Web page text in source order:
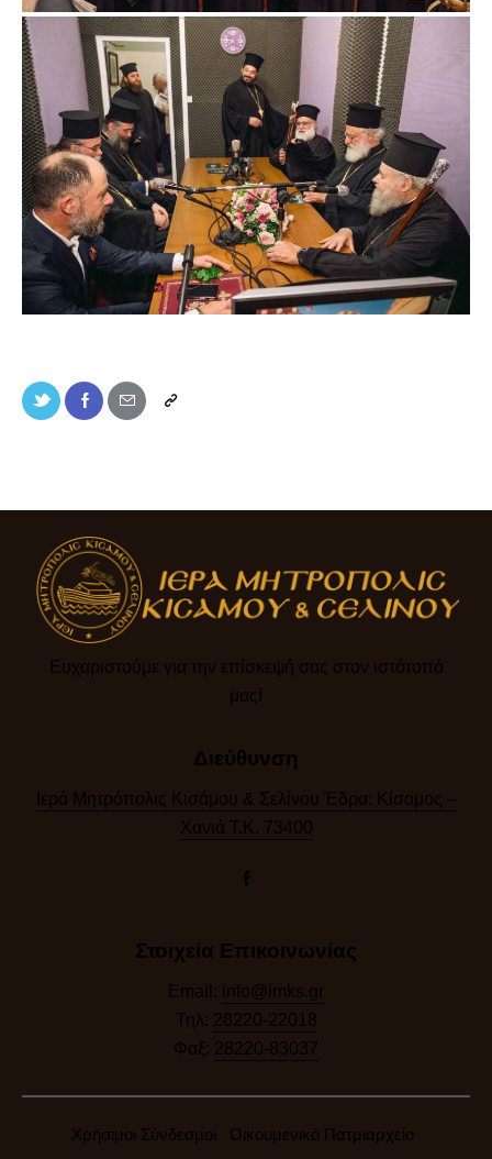
Ευχαριστούμε για την επίσκεψή σας στον ιστότοπό
μας!​
Διεύθυνση
Ιερά Μητρόπολις Κισάμου & Σελίνου Έδρα: Κίσαμος –
Χανιά Τ.Κ. 73400
Στοιχεία Επικοινωνίας
Email: info@imks.gr
Τηλ: 28220-22018
Φαξ: 28220-83037
Χρήσιμοι Σύνδεσμοι Οικουμενικό Πατριαρχείο